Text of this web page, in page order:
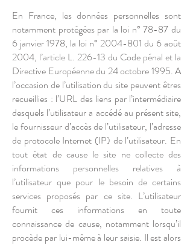
En France, les données personnelles sont
notamment protégées par la loi n° 78-87 du
6 janvier 1978, la loi n° 2004-801 du 6 août
2004, l’article L. 226-13 du Code pénal et la
Directive Européenne du 24 octobre 1995. A
l’occasion de l’utilisation du site peuvent êtres
recueillies : l’URL des liens par l’intermédiaire
desquels l’utilisateur a accédé au présent site,
le fournisseur d’accès de l’utilisateur, l’adresse
de protocole Internet (IP) de l’utilisateur. En
tout état de cause le site ne collecte des
informations personnelles relatives à
l’utilisateur que pour le besoin de certains
services proposés par ce site. L’utilisateur
fournit ces informations en toute
connaissance de cause, notamment lorsqu’il
procède par lui-même à leur saisie. Il est alors